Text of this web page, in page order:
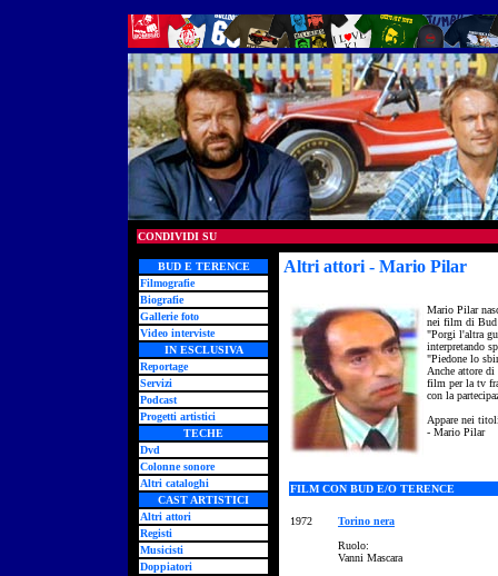
CONDIVIDI SU
BUD E TERENCE
Filmografie
Biografie
Gallerie foto
Video interviste
IN ESCLUSIVA
Reportage
Servizi
Podcast
Progetti artistici
TECHE
Dvd
Colonne sonore
Altri cataloghi
CAST ARTISTICI
Altri attori
Registi
Musicisti
Doppiatori
Altri attori - Mario Pilar
Mario Pilar
nei film di Bud
"Porgi l'altra
interpretando
"Piedone lo
Anche attore di
film per la tv
con la
Appare nei
- Mario Pilar
FILM CON BUD E/O TERENCE
1972
Torino nera
Ruolo:
Vanni Mascara